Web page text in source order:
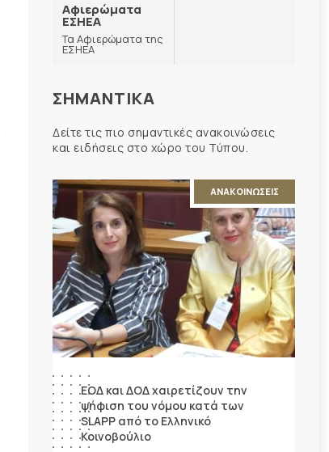
Αφιερώματα
ΕΣΗΕΑ
Τα Αφιερώματα της
ΕΣΗΕΑ
ΣΗΜΑΝΤΙΚΑ
Δείτε τις πιο σημαντικές ανακοινώσεις
και ειδήσεις στο χώρο του Τύπου.
ΑΝΑΚΟΙΝΩΣΕΙΣ
ΕΟΔ και ΔΟΔ χαιρετίζουν την
ψήφιση του νόμου κατά των
SLAPP από το Ελληνικό
Κοινοβούλιο